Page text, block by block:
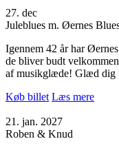
27. dec
Juleblues m. Øernes
Igennem 42 år har
de bliver budt
af musikglæde! Glæd dig
Køb billet Læs mere
21. jan. 2027
Roben & Knud